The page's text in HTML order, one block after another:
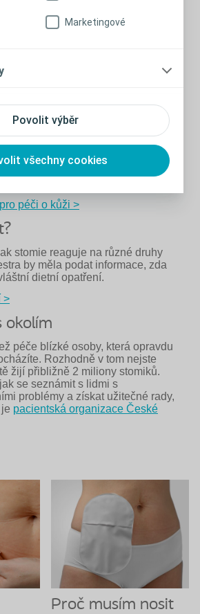
Povolit výběr
všechny cookies
Marketingové
sáčkem
ovládat vyprazdňování. To
Mio >
kůži okolo stomie zdravou,
ke kůži. Když se sáček
zápach ze stomie a sníží se i
Před propuštěním z nemocnice
si vybrat stomickou pomůcku,
pečovat o pokožku.
péči o kůži >
stomie reaguje na různé druhy
by měla podat informace, zda
dietní opatření.
>
okolím
péče blízké osoby, která opravdu
Rozhodně v tom nejste
žijí přibližně 2 miliony stomiků.
se seznámit s lidmi s
problémy a získat užitečné rady,
pacientská organizace České
Proč musím nosit